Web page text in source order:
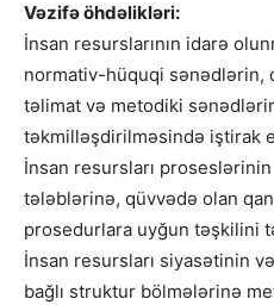
Vəzifə öhdəlikləri:
İnsan resurslarının idarə
normativ-hüquqi sənədlərin,
təlimat və metodiki
təkmilləşdirilməsində iştirak
İnsan resursları
tələblərinə, qüvvədə olan
prosedurlara uyğun təşkilini
İnsan resursları siyasətinin
bağlı struktur bölmələrinə